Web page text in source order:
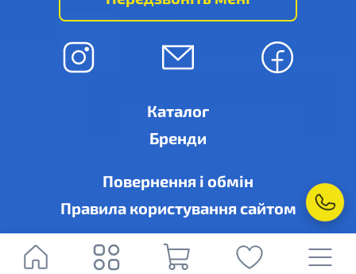
Каталог
Бренди
Повернення і обмін
Правила користування сайтом
© Рівне-кондиціонер, м. Рівне, вул. Дубенська, 6-А